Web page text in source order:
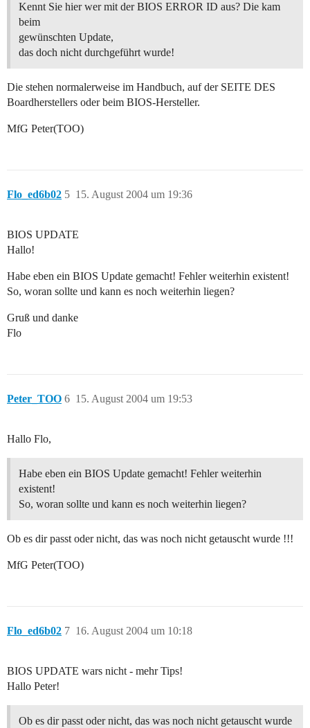
Kennt Sie hier wer mit der BIOS ERROR ID aus? Die kam
beim
gewünschten Update,
das doch nicht durchgeführt wurde!
Die stehen normalerweise im Handbuch, auf der SEITE DES
Boardherstellers oder beim BIOS-Hersteller.
MfG Peter(TOO)
Flo_ed6b02 15. August 2004 um 19:36
5
BIOS UPDATE
Hallo!
Habe eben ein BIOS Update gemacht! Fehler weiterhin existent!
So, woran sollte und kann es noch weiterhin liegen?
Gruß und danke
Flo
Peter_TOO 15. August 2004 um 19:53
6
Hallo Flo,
Habe eben ein BIOS Update gemacht! Fehler weiterhin
existent!
So, woran sollte und kann es noch weiterhin liegen?
Ob es dir passt oder nicht, das was noch nicht getauscht wurde !!!
MfG Peter(TOO)
Flo_ed6b02 16. August 2004 um 10:18
7
BIOS UPDATE wars nicht - mehr Tips!
Hallo Peter!
Ob es dir passt oder nicht, das was noch nicht getauscht wurde